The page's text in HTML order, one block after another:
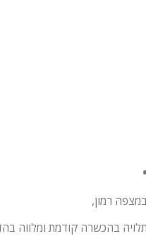
רמון,
בהכשרה קודמת ומלווה